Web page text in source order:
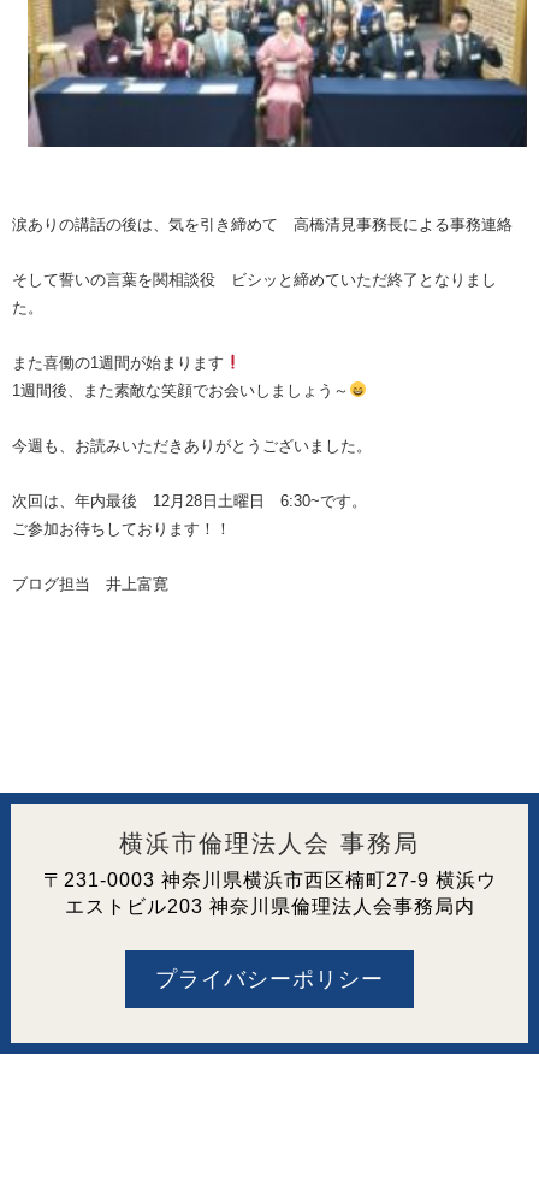
涙ありの講話の後は、気を引き締めて 高橋清見事務長による事務連絡
そして誓いの言葉を関相談役 ビシッと締めていただ終了となりまし
た。
また喜働の1週間が始まります
1週間後、また素敵な笑顔でお会いしましょう～
今週も、お読みいただきありがとうございました。
次回は、年内最後 12月28日土曜日 6:30~です。
ご参加お待ちしております！！
ブログ担当 井上富寛
横浜市倫理法人会 事務局
〒231-0003 神奈川県横浜市西区楠町27-9 横浜ウ
エストビル203 神奈川県倫理法人会事務局内
プライバシーポリシー